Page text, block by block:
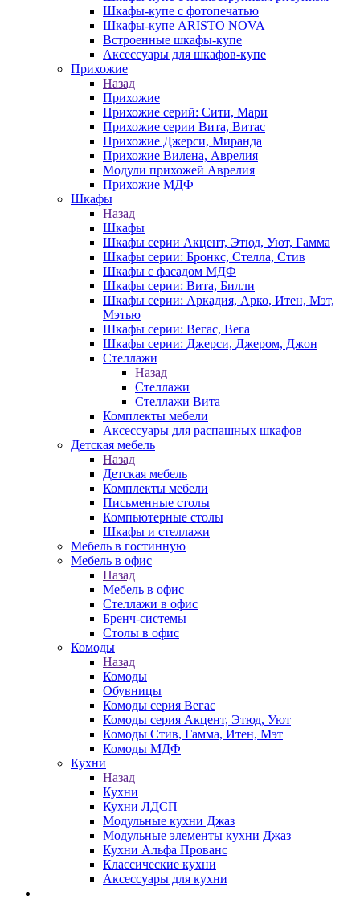
Шкафы-купе с фотопечатью
Шкафы-купе ARISTO NOVA
Встроенные шкафы-купе
Аксессуары для шкафов-купе
Прихожие
Назад
Прихожие
Прихожие серий: Сити, Мари
Прихожие серии Вита, Витас
Прихожие Джерси, Миранда
Прихожие Вилена, Аврелия
Модули прихожей Аврелия
Прихожие МДФ
Шкафы
Назад
Шкафы
Шкафы серии Акцент, Этюд, Уют, Гамма
Шкафы серии: Бронкс, Стелла, Стив
Шкафы с фасадом МДФ
Шкафы серии: Вита, Билли
Шкафы серии: Аркадия, Арко, Итен, Мэт,
Мэтью
Шкафы серии: Вегас, Вега
Шкафы серии: Джерси, Джером, Джон
Стеллажи
Назад
Стеллажи
Стеллажи Вита
Комплекты мебели
Аксессуары для распашных шкафов
Детская мебель
Назад
Детская мебель
Комплекты мебели
Письменные столы
Компьютерные столы
Шкафы и стеллажи
Мебель в гостинную
Мебель в офис
Назад
Мебель в офис
Стеллажи в офис
Бренч-системы
Столы в офис
Комоды
Назад
Комоды
Обувницы
Комоды серия Вегас
Комоды серия Акцент, Этюд, Уют
Комоды Стив, Гамма, Итен, Мэт
Комоды МДФ
Кухни
Назад
Кухни
Кухни ЛДСП
Модульные кухни Джаз
Модульные элементы кухни Джаз
Кухни Альфа Прованс
Классические кухни
Аксессуары для кухни